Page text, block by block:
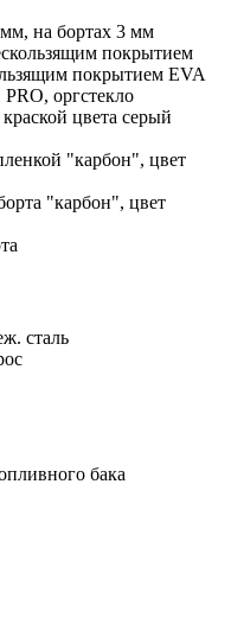
на бортах 3 мм
покрытием
покрытием EVA
оргстекло
цвета серый
"карбон", цвет
"карбон", цвет
сталь
бака